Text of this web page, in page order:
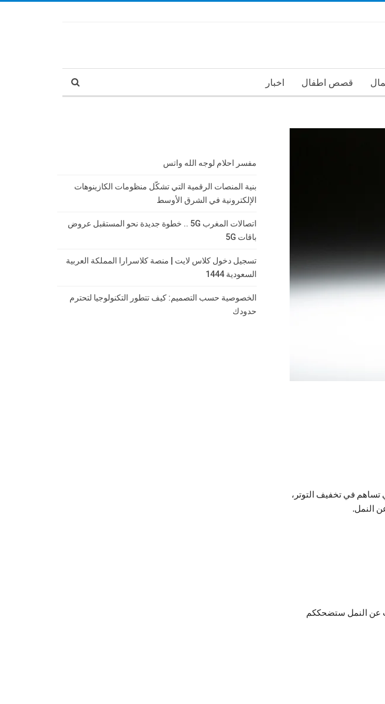
قصص اطفال اخبار
تساهم في تخفيف التوتر،
النمل.
عن النمل ستضحككم
مفسر احلام لوجه الله واتس
بنية المنصات الرقمية التي تشكّل منظومات الكازينوهات
الإلكترونية في الشرق الأوسط
اتصالات المغرب 5G .. خطوة جديدة نحو المستقبل عروض
باقات 5G
تسجيل دخول كلاس لايت | منصة كلاسرارا المملكة العربية
السعودية 1444
الخصوصية حسب التصميم: كيف تتطور التكنولوجيا لتحترم
حدودك